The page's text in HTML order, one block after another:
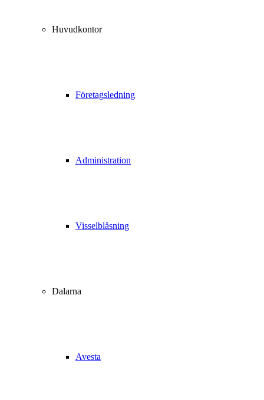
Huvudkontor
Företagsledning
Administration
Visselblåsning
Dalarna
Avesta